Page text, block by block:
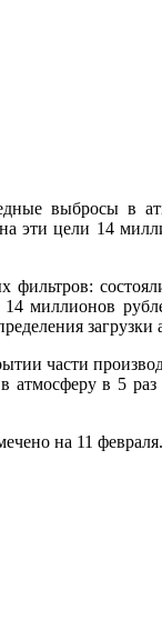
выбросы в
эти цели 14
фильтров:
14 миллионов
загрузки
части
атмосферу в 5
на 11 февраля.